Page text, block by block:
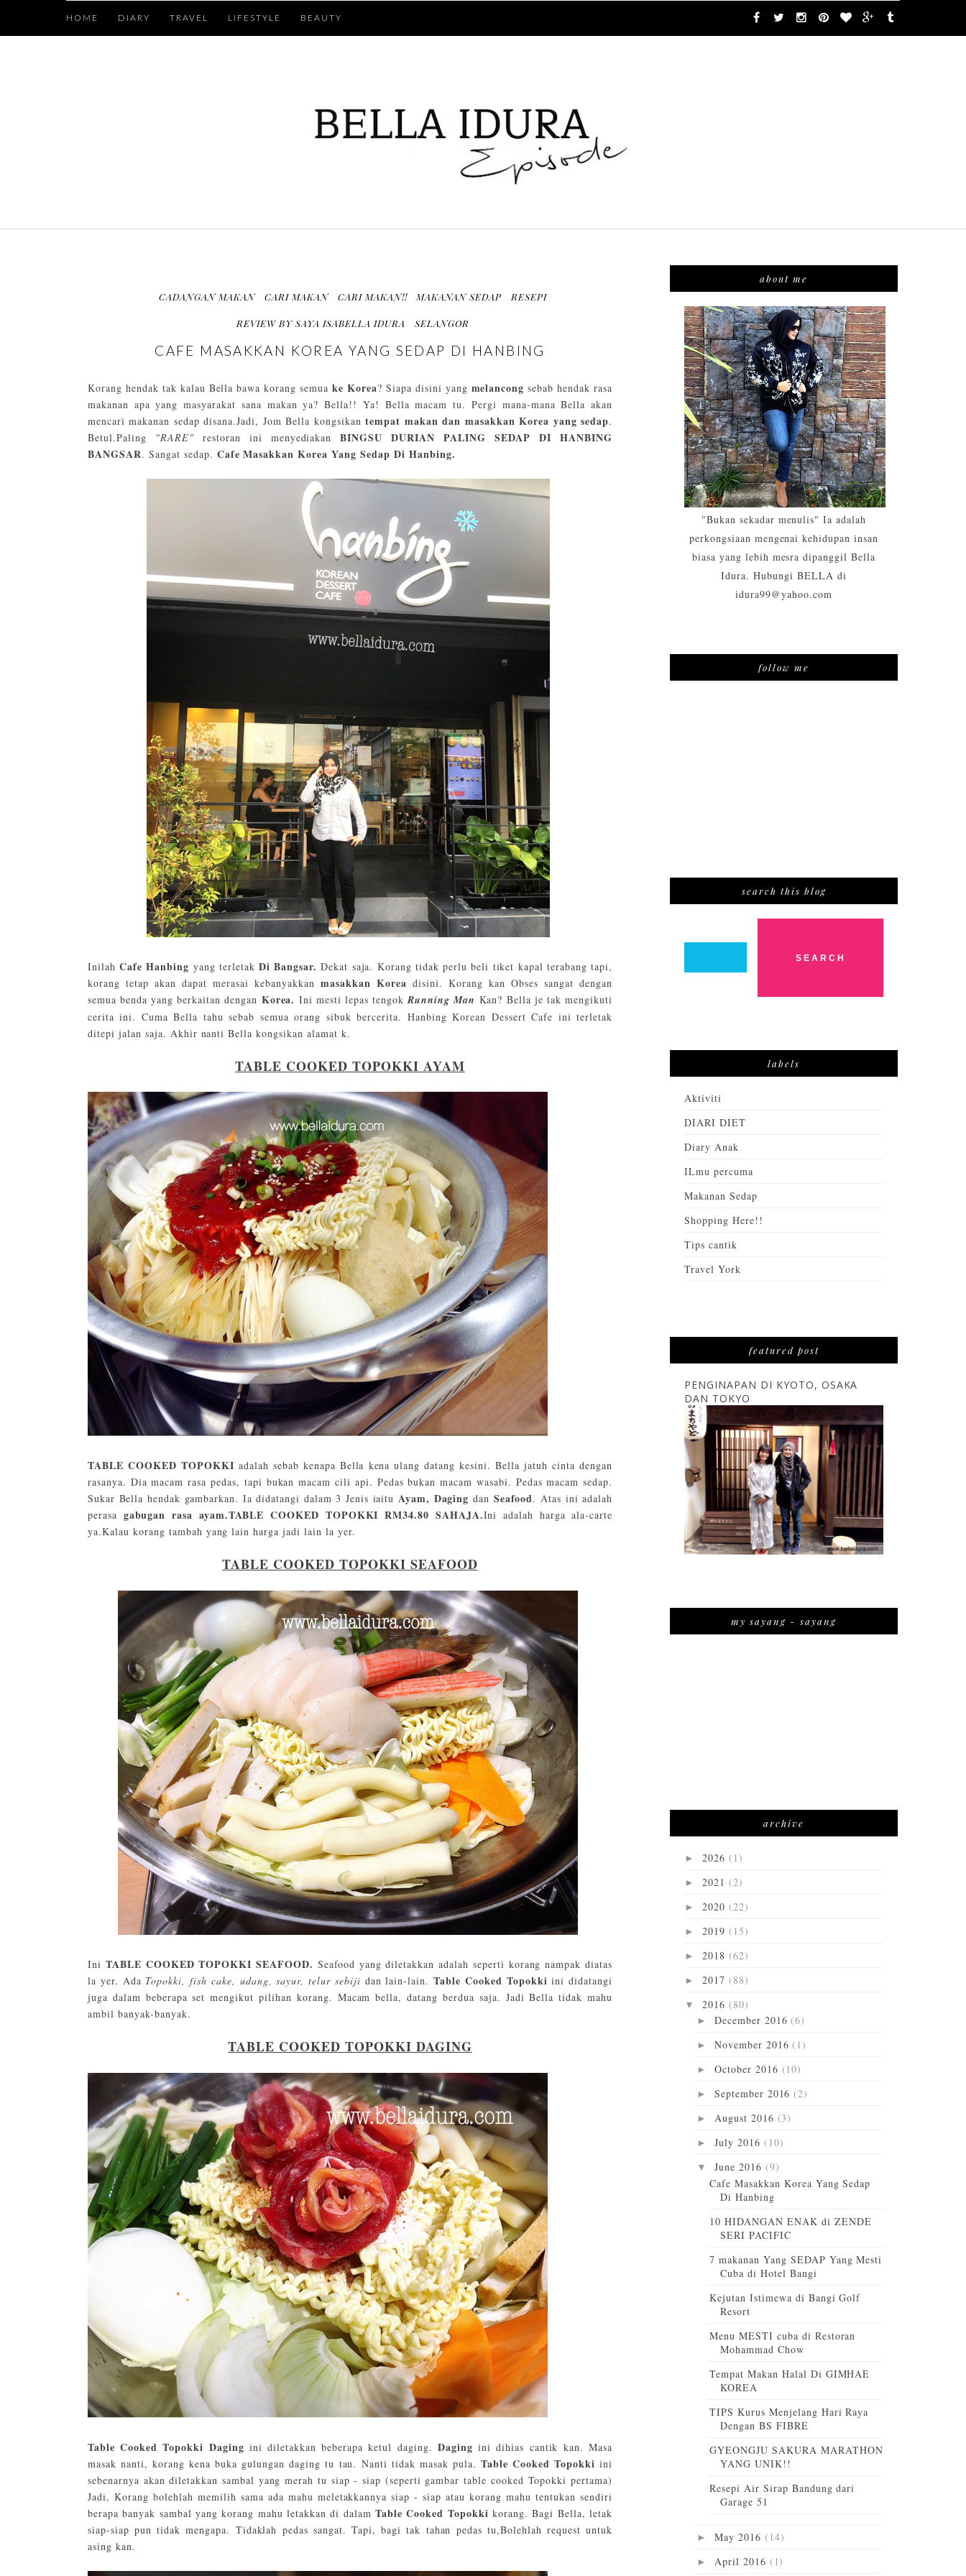
HOME DIARY TRAVEL LIFESTYLE BEAUTY
CADANGAN MAKAN CARI MAKAN CARI MAKAN!! MAKANAN SEDAP RESEPI
REVIEW BY SAYA ISABELLA IDURA SELANGOR
CAFE MASAKKAN KOREA YANG SEDAP DI HANBING
Korang hendak tak kalau Bella bawa korang semuake Korea? Siapa disini yang melancong sebab hendak rasa
makanan apa yang masyarakat sana makan ya? Bella!! Ya! Bella macam tu. Pergi mana-mana Bella akan
mencari makanan sedap disana.Jadi, Jom Bella kongsikantempat makan dan masakkan Korea yang sedap.
Betul.Paling
"RARE" restoran ini menyediakanBINGSU DURIAN PALING SEDAP DI HANBING
BANGSAR. Sangat sedap. Cafe Masakkan Korea Yang Sedap Di Hanbing.
Inilah Cafe Hanbing yang terletak Di Bangsar.Dekat saja. Korang tidak perlu beli tiket kapal terabang tapi,
korang tetap akan dapat merasai kebanyakkan masakkan Koreadisini. Korang kan Obses sangat dengan
semua benda yang berkaitan dengan Korea. Ini mesti lepas tengok Running Man Kan? Bella je tak mengikuti
cerita ini. Cuma Bella tahu sebab semua orang sibuk bercerita. Hanbing Korean Dessert Cafe ini terletak
ditepi jalan saja. Akhir nanti Bella kongsikan alamat k.
TABLE COOKED TOPOKKI AYAM
TABLE COOKED TOPOKKI adalah sebab kenapa Bella kena ulang datang kesini. Bella jatuh cinta dengan
rasanya. Dia macam rasa pedas, tapi bukan macam cili api. Pedas bukan macam wasabi. Pedas macam sedap.
Sukar Bella hendak gambarkan. Ia didatangi dalam 3 Jenis iaituAyam, Daging dan Seafood. Atas ini adalah
perasa gabugan rasa ayam.TABLE COOKED TOPOKKI RM34.80 SAHAJA.Ini adalah harga ala-carte
ya.Kalau korang tambah yang lain harga jadi lain la yer.
TABLE COOKED TOPOKKI SEAFOOD
Ini TABLE COOKED TOPOKKI SEAFOOD. Seafood yang diletakkan adalah seperti korang nampak diatas
la yer. Ada Topokki, fish cake, udang, sayur, telur sebiji dan lain-lain.Table Cooked Topokki ini didatangi
juga dalam beberapa set mengikut pilihan korang. Macam bella, datang berdua saja. Jadi Bella tidak mahu
ambil banyak-banyak.
TABLE COOKED TOPOKKI DAGING
Table Cooked Topokki Daging ini diletakkan beberapa ketul daging. Dagingini dihias cantik kan. Masa
masak nanti, korang kena buka gulungan daging tu tau. Nanti tidak masak pula. Table Cooked Topokki ini
sebenarnya akan diletakkan sambal yang merah tu siap - siap (seperti gambar table cooked Topokki pertama)
Jadi, Korang bolehlah memilih sama ada mahu meletakkannya siap - siap atau korang mahu tentukan sendiri
berapa banyak sambal yang korang mahu letakkan di dalamTable Cooked Topokki korang. Bagi Bella, letak
siap-siap pun tidak mengapa. Tidaklah pedas sangat. Tapi, bagi tak tahan pedas tu,Bolehlah request untuk
asing kan.
about me
"Bukan sekadar menulis" Ia adalah
perkongsiaan mengenai kehidupan insan
biasa yang lebih mesra dipanggil Bella
Idura. Hubungi BELLA di
idura99@yahoo.com
follow me
search this blog
labels
Aktiviti
DIARI DIET
Diary Anak
ILmu percuma
Makanan Sedap
Shopping Here!!
Tips cantik
Travel York
featured post
PENGINAPAN DI KYOTO, OSAKA
DAN TOKYO
my sayang - sayang
archive
► 2026 (1)
► 2021 (2)
► 2020 (22)
► 2019 (15)
► 2018 (62)
► 2017 (88)
▼ 2016 (80)
► December 2016(6)
► November 2016(1)
► October 2016 (10)
► September 2016(2)
► August 2016 (3)
► July 2016 (10)
▼ June 2016 (9)
Cafe Masakkan Korea Yang Sedap
Di Hanbing
10 HIDANGAN ENAK di ZENDE
SERI PACIFIC
7 makanan Yang SEDAP Yang Mesti
Cuba di Hotel Bangi
Kejutan Istimewa di Bangi Golf
Resort
Menu MESTI cuba di Restoran
Mohammad Chow
Tempat Makan Halal Di GIMHAE
KOREA
TIPS Kurus Menjelang Hari Raya
Dengan BS FIBRE
GYEONGJU SAKURA MARATHON
YANG UNIK!!
Resepi Air Sirap Bandung dari
Garage 51
► May 2016 (14)
► April 2016 (1)